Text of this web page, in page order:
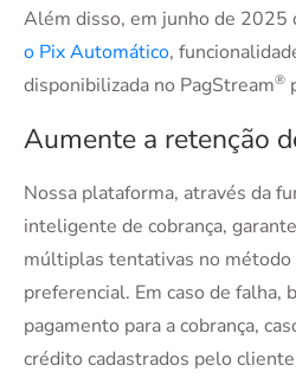
Além disso, em junho de 2025
o Pix Automático,
disponibilizada no PagStream®
Aumente a retenção
Nossa plataforma, através da
inteligente de cobrança,
múltiplas tentativas no método
preferencial. Em caso de falha,
pagamento para a cobrança,
crédito cadastrados pelo